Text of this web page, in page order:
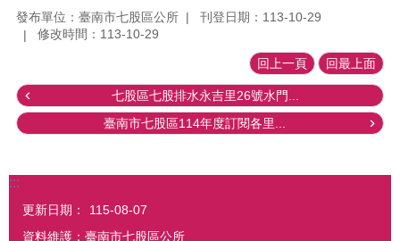
發布單位：臺南市七股區公所
刊登日期：113-10-29
修改時間：113-10-29
回上一頁 回最上面
七股區七股排水永吉里26號水門...
臺南市七股區114年度訂閱各里...
:::
更新日期：
115-08-07
資料維護：臺南市七股區公所